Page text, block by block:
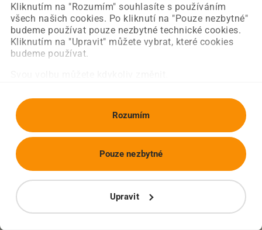
Kliknutím na "Rozumím" souhlasíte s používáním
všech našich cookies. Po kliknutí na "Pouze nezbytné"
budeme používat pouze nezbytné technické cookies.
Kliknutím na "Upravit" můžete vybrat, které cookies
budeme používat.
Rozumím
Upravit
Pouze nezbytné
Obnovit stránku Úvodní strana